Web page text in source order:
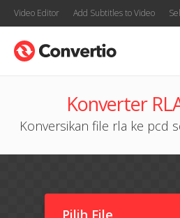
Video Editor Add Subtitles to Video
Konverter
Konversikan file rla ke pcd
Pilih File